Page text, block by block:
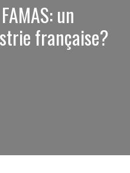
un
française?